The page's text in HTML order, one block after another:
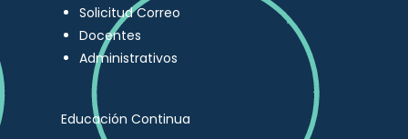
Solicitud Correo
Docentes
Administrativos
Educación Continua